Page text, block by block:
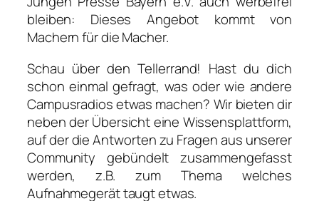
bleiben: Dieses Angebot kommt von
Machern für die Macher.
Schau über den Tellerrand! Hast du dich
schon einmal gefragt, was oder wie andere
Campusradios etwas machen? Wir bieten dir
neben der Übersicht eine Wissensplattform,
auf der die Antworten zu Fragen aus unserer
Community gebündelt zusammengefasst
werden, z.B. zum Thema welches
Aufnahmegerät taugt etwas.